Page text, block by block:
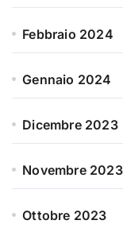
Febbraio 2024
Gennaio 2024
Dicembre 2023
Novembre 2023
Ottobre 2023